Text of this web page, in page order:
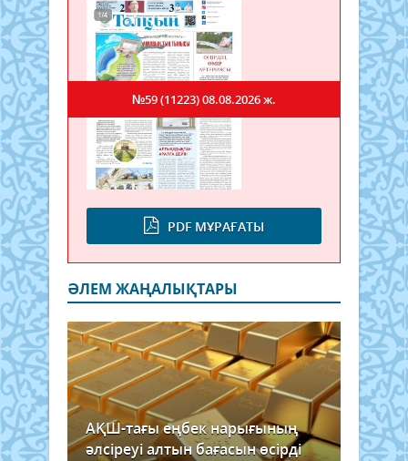
PDF МҰРАҒАТЫ
№59 (11223)08.08.2026 ж.
ӘЛЕМ ЖАҢАЛЫҚТАРЫ
АҚШ-тағы еңбек нарығының
әлсіреуі алтын бағасын өсірді